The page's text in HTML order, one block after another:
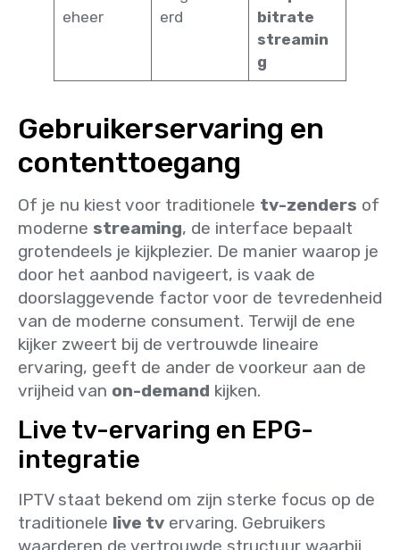
eheer
erd
bitrate
streamin
g
Gebruikerservaring en
contenttoegang
Of je nu kiest voor traditionele tv-zenders of
moderne streaming, de interface bepaalt
grotendeels je kijkplezier. De manier waarop je
door het aanbod navigeert, is vaak de
doorslaggevende factor voor de tevredenheid
van de moderne consument. Terwijl de ene
kijker zweert bij de vertrouwde lineaire
ervaring, geeft de ander de voorkeur aan de
vrijheid van on-demand kijken.
Live tv-ervaring en EPG-
integratie
IPTV staat bekend om zijn sterke focus op de
traditionele live tv ervaring. Gebruikers